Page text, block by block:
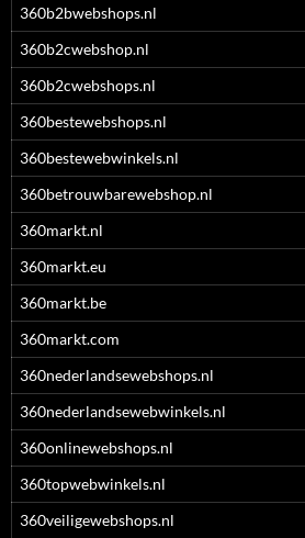
360b2bwebshops.nl
360b2cwebshop.nl
360b2cwebshops.nl
360bestewebshops.nl
360bestewebwinkels.nl
360betrouwbarewebshop.nl
360markt.nl
360markt.eu
360markt.be
360markt.com
360nederlandsewebshops.nl
360nederlandsewebwinkels.nl
360onlinewebshops.nl
360topwebwinkels.nl
360veiligewebshops.nl